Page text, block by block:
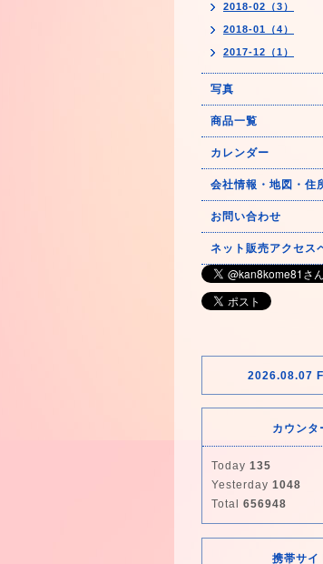
2018-02（3）
2018-01（4）
2017-12（1）
写真
商品一覧
カレンダー
会社情報・地図・住
お問い合わせ
ネット販売アクセス
2026.08.07
カウンタ
Today 135
Yesterday 1048
Total 656948
携帯サイ